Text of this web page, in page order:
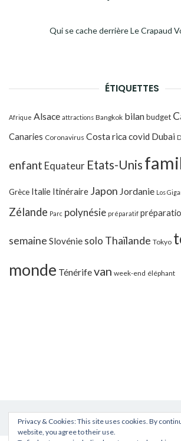
Qui se cache derrière Le Crapaud
ÉTIQUETTES
Afrique Alsace attractions Bangkok bilanbudget
Canaries Coronavirus Costa ricacovid Dubai
enfant Equateur Etats-Unis
Grèce Italie Itinéraire Japon Jordanie Los
Zélande Parc polynésie préparatif
semaine Slovénie solo Thaïlande Tokyo
monde Ténérifevan week-end éléphant
Privacy & Cookies: This site uses cookies. By
website, you agree to their use.